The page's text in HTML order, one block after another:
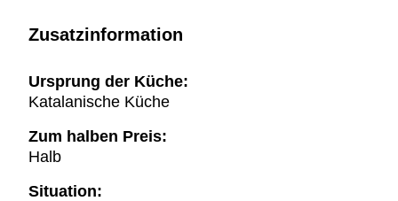
Zusatzinformation
Ursprung der Küche:
Katalanische Küche
Zum halben Preis:
Halb
Situation: